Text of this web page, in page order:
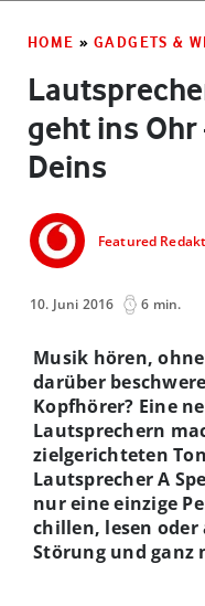
HOME » GADGETS &
geht ins
Deins
Featured
10. Juni 2016 6 min.
Musik hören,
darüber
Kopfhörer? Eine
Lautsprechern
zielgerichteten
Lautsprecher A
nur eine einzige
chillen, lesen oder
Störung und ganz